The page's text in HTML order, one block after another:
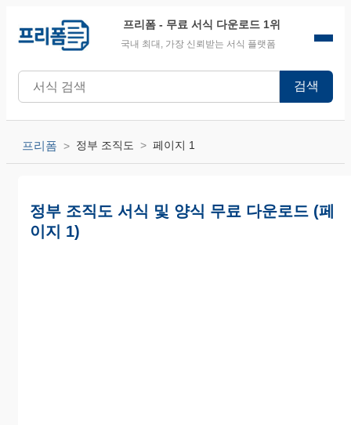
프리폼 - 무료 서식 다운로드 1위
국내 최대, 가장 신뢰받는 서식 플랫폼
검색
프리폼 정부 조직도 페이지 1
정부 조직도 서식 및 양식 무료 다운로드 (페
이지 1)